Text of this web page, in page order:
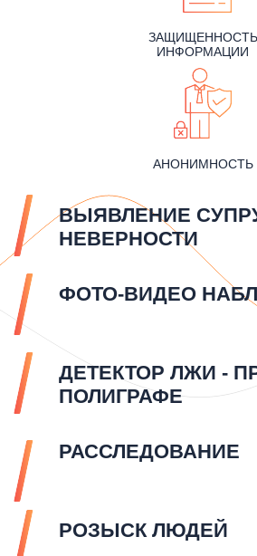
ЗАЩИЩЕННОСТЬ
ИНФОРМАЦИИ
АНОНИМНОСТЬ
ВЫЯВЛЕНИЕ
НЕВЕРНОСТИ
ФОТО-ВИДЕО
ДЕТЕКТОР ЛЖИ -
ПОЛИГРАФЕ
РАССЛЕДОВАНИЕ
РОЗЫСК ЛЮДЕЙ